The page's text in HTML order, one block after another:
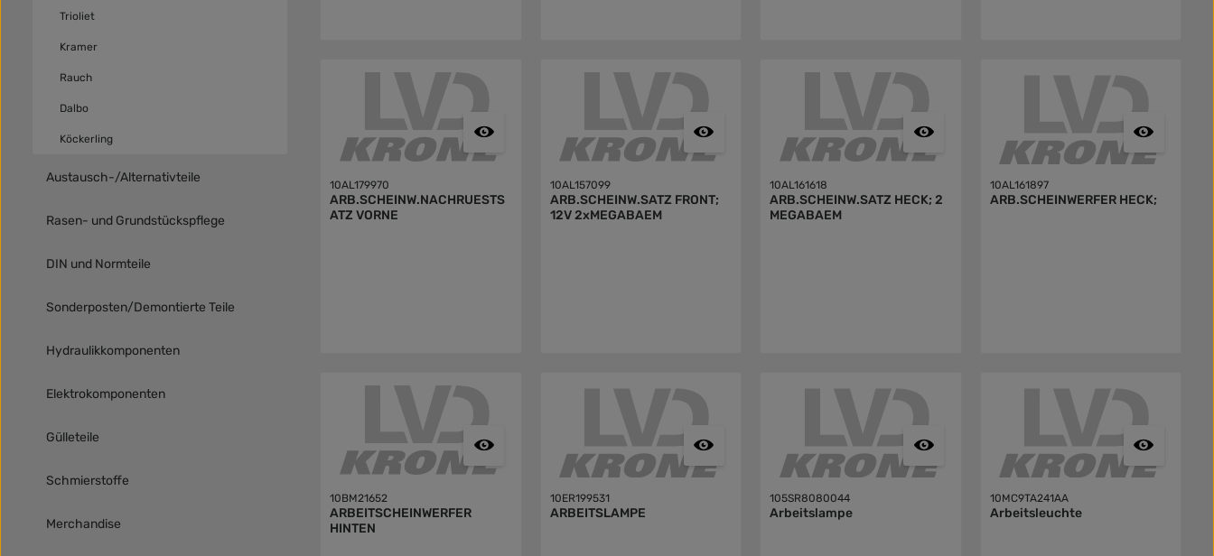
Trioliet
Kramer
Rauch
Dalbo
Köckerling
Austausch-/Alternativteile
Rasen- und Grundstückspflege
DIN und Normteile
Sonderposten/Demontierte Teile
Hydraulikkomponenten
Elektrokomponenten
Gülleteile
Schmierstoffe
Merchandise
10AL179970
ARB.SCHEINW.NACHRUESTS
ATZ VORNE
10AL157099
ARB.SCHEINW.SATZ FRONT;
12V 2xMEGABAEM
10AL161618
ARB.SCHEINW.SATZ HECK; 2
MEGABAEM
10AL161897
ARB.SCHEINWERFER HECK;
10BM21652
ARBEITSCHEINWERFER
HINTEN
10ER199531
ARBEITSLAMPE
105SR8080044
Arbeitslampe
10MC9TA241AA
Arbeitsleuchte